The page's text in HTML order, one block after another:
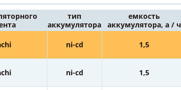
тип
аккумулятора
емкость
аккумулятора, а / ч
ni-cd 1,5
ni-cd 1,5